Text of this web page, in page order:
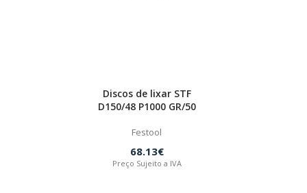
Discos de lixar STF
D150/48 P1000 GR/50
Festool
68.13€
Preço Sujeito a IVA